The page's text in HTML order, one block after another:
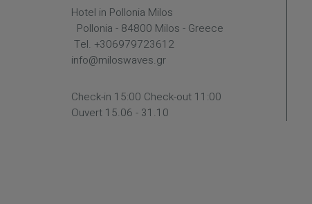
Hotel in Pollonia Milos
Pollonia - 84800 Milos - Greece
Tel. +306979723612
info@miloswaves.gr
Check-in 15:00 Check-out 11:00
Ouvert 15.06 - 31.10